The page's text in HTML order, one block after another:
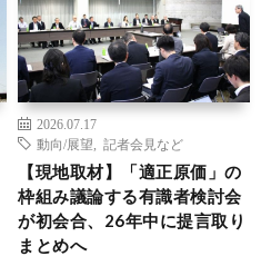
2026.07.17
動向/展望
記者会見など
【現地取材】「適正原価」の
枠組み議論する有識者検討会
が初会合、26年中に提言取り
まとめへ